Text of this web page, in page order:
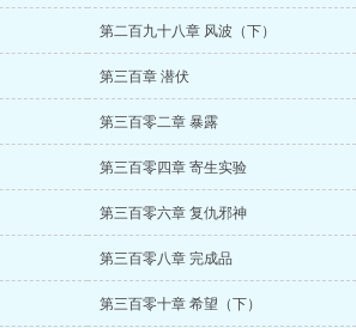
第二百九十八章 风波（下）
第三百章 潜伏
第三百零二章 暴露
第三百零四章 寄生实验
第三百零六章 复仇邪神
第三百零八章 完成品
第三百零十章 希望（下）